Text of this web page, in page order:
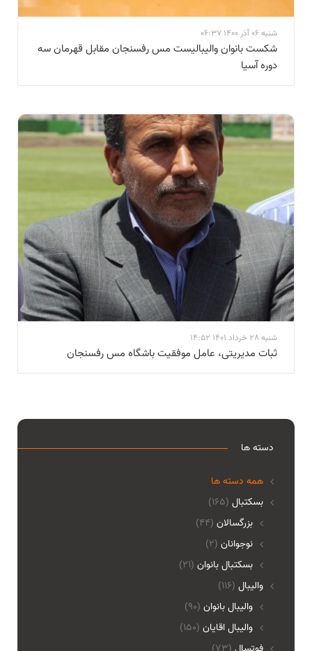
شنبه 06 آذر 1400 06:37
شکست بانوان والیبالیست مس رفسنجان مقابل قهرمان سه
دوره آسیا
شنبه 28 خرداد 1401 14:52
ثبات مدیریتی، عامل موفقیت باشگاه مس رفسنجان
دسته ها
همه دسته ها
(165) بسکتبال
بزرگسالان (44)
نوجوانان (2)
بسکتبال بانوان (21)
(116) والیبال
واليبال بانوان (90)
واليبال اقايان (150)